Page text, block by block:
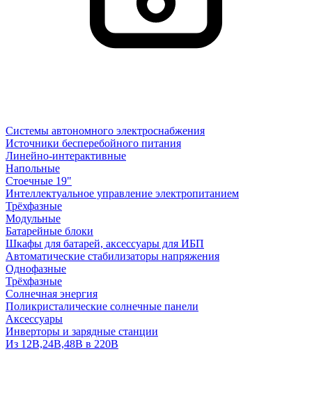
Системы автономного электроснабжения
Источники бесперебойного питания
Линейно-интерактивные
Напольные
Стоечные 19"
Интеллектуальное управление электропитанием
Трёхфазные
Модульные
Батарейные блоки
Шкафы для батарей, аксессуары для ИБП
Автоматические стабилизаторы напряжения
Однофазные
Трёхфазные
Солнечная энергия
Поликристалические солнечные панели
Аксессуары
Инверторы и зарядные станции
Из 12В,24В,48В в 220В